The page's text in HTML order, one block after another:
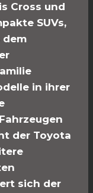
Cross und
SUVs,
dem
in ihrer
der Toyota
sich der